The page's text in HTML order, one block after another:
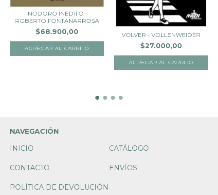
INODORO INÉDITO -
ROBERTO FONTANARROSA
$68.900,00 VOLVER - VOLLENWEIDER
$27.000,00
NAVEGACIÓN
INICIO
CATÁLOGO
CONTACTO ENVÍOS
POLÍTICA DE DEVOLUCIÓN